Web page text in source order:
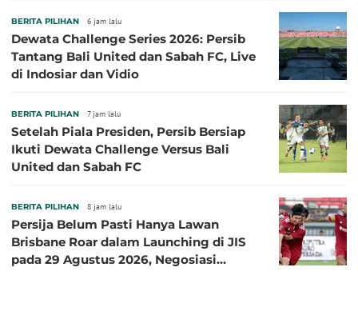
BERITA PILIHAN 6 jam lalu
Dewata Challenge Series 2026: Persib
Tantang Bali United dan Sabah FC, Live
di Indosiar dan Vidio
BERITA PILIHAN 7 jam lalu
Setelah Piala Presiden, Persib Bersiap
Ikuti Dewata Challenge Versus Bali
United dan Sabah FC
BERITA PILIHAN 8 jam lalu
Persija Belum Pasti Hanya Lawan
Brisbane Roar dalam Launching di JIS
pada 29 Agustus 2026, Negosiasi